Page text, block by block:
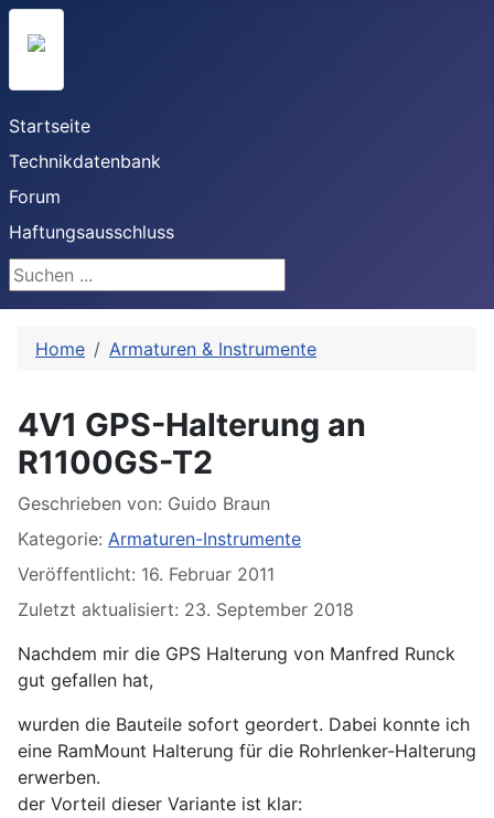
Startseite
Technikdatenbank
Forum
Haftungsausschluss
Suchen ...
Home Armaturen & Instrumente
4V1 GPS-Halterung an
R1100GS-T2
Details
Geschrieben von: Guido Braun
Kategorie: Armaturen-Instrumente
Veröffentlicht: 16. Februar 2011
Zuletzt aktualisiert: 23. September 2018
Nachdem mir die GPS Halterung von Manfred Runck
gut gefallen hat,
wurden die Bauteile sofort geordert. Dabei konnte ich
eine RamMount Halterung für die Rohrlenker-Halterung
erwerben.
der Vorteil dieser Variante ist klar: